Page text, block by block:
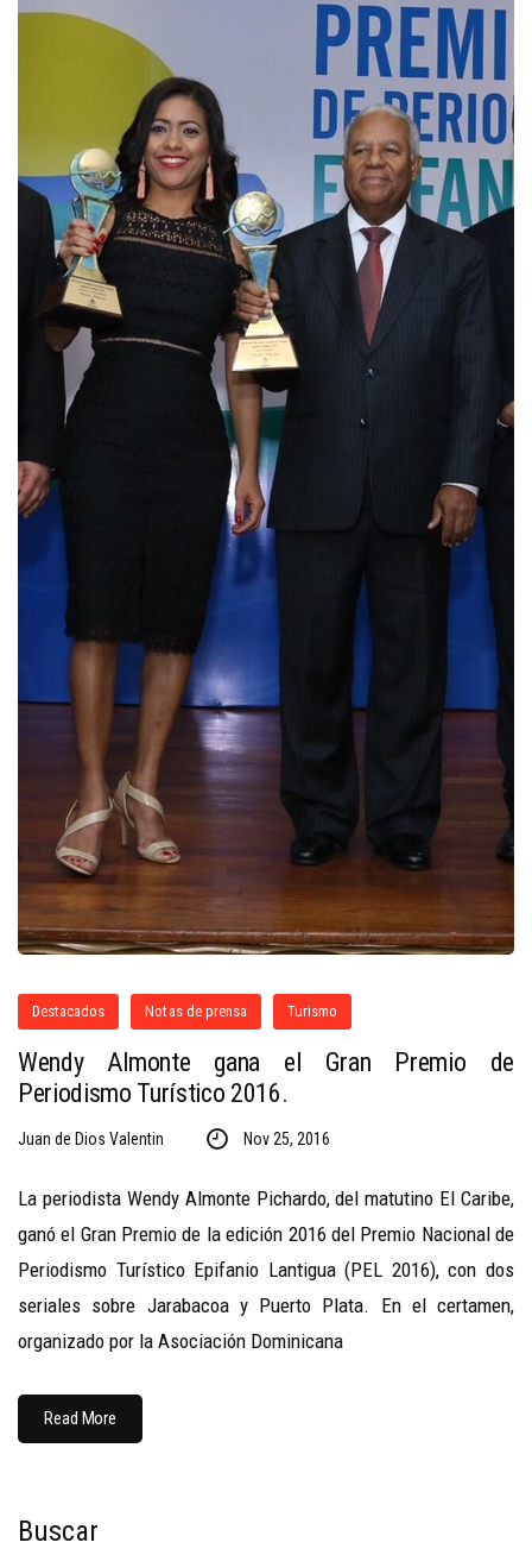
Destacados Notas de prensa Turismo
Wendy Almonte gana el Gran Premio de
Periodismo Turístico 2016.
Juan de Dios Valentin Nov 25, 2016
La periodista Wendy Almonte Pichardo, del matutino El Caribe,
ganó el Gran Premio de la edición 2016 del Premio Nacional de
Periodismo Turístico Epifanio Lantigua (PEL 2016), con dos
seriales sobre Jarabacoa y Puerto Plata. En el certamen,
organizado por la Asociación Dominicana
Read More
Buscar